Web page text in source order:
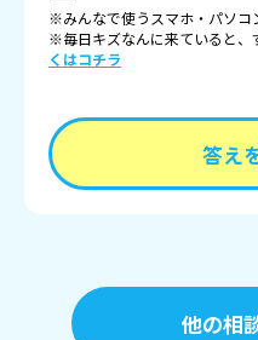
※みんなで使うスマホ・パソコ
※毎日キズなんに来ていると、
くはコチラ
答え
他の相